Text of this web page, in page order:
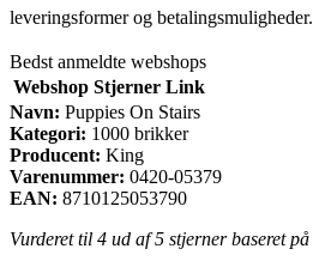
leveringsformer og betalingsmuligheder.
Bedst anmeldte webshops
Webshop Stjerner Link
Navn: Puppies On Stairs
Kategori: 1000 brikker
Producent: King
Varenummer: 0420-05379
EAN: 8710125053790
Vurderet til 4 ud af 5 stjerner baseret på